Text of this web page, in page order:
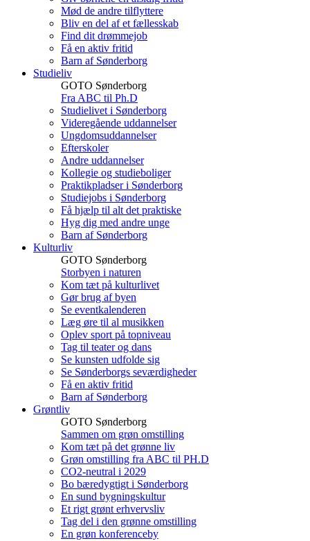
Mød de andre tilflyttere
Bliv en del af et fællesskab
Find dit drømmejob
Få en aktiv fritid
Barn af Sønderborg
Studieliv
GOTO Sønderborg
Fra ABC til Ph.D
Studielivet i Sønderborg
Videregående uddannelser
Ungdomsuddannelser
Efterskoler
Andre uddannelser
Kollegie og studieboliger
Praktikpladser i Sønderborg
Studiejobs i Sønderborg
Få hjælp til alt det praktiske
Hyg dig med andre unge
Barn af Sønderborg
Kulturliv
GOTO Sønderborg
Storbyen i naturen
Kom tæt på kulturlivet
Gør brug af byen
Se eventkalenderen
Læg øre til al musikken
Oplev sport på topniveau
Tag til teater og dans
Se kunsten udfolde sig
Se Sønderborgs seværdigheder
Få en aktiv fritid
Barn af Sønderborg
Grøntliv
GOTO Sønderborg
Sammen om grøn omstilling
Kom tæt på det grønne liv
Grøn omstilling fra ABC til PH.D
CO2-neutral i 2029
Bo bæredygtigt i Sønderborg
En sund bygningskultur
Et rigt grønt erhvervsliv
Tag del i den grønne omstilling
En grøn konferenceby